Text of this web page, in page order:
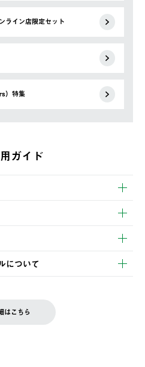
ライン店限定セット
）特集
ガイド
いただけます。
以内に商品を発送いたします。
、木曜日以降のご注文は週明け
は、お客様ご負担とさせていただ
について
員マイページ内 購入履歴画面に
はこちら